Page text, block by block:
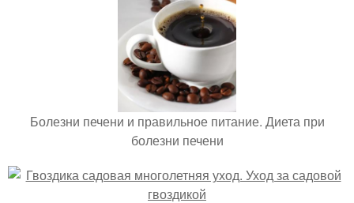
Болезни печени и правильное питание. Диета при
болезни печени